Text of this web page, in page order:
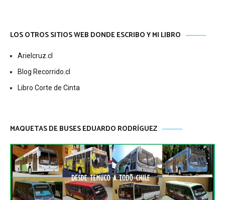
LOS OTROS SITIOS WEB DONDE ESCRIBO Y MI LIBRO
Arielcruz.cl
Blog Recorrido.cl
Libro Corte de Cinta
MAQUETAS DE BUSES EDUARDO RODRÍGUEZ